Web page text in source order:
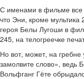
С именами в фильме все
что Эни, кроме мультика
героя Белы Лугоши в
245, на телогреечке
Но вот, может, на
замолвите слово», ведь
Вольфганг Гёте